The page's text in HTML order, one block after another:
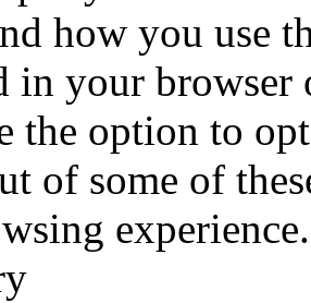
how you use
in your
the option to
of some of
experience.